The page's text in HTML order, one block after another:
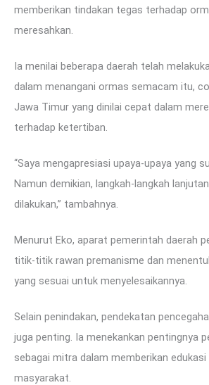
memberikan tindakan tegas terhadap
meresahkan.
Ia menilai beberapa daerah telah
dalam menangani ormas semacam itu,
Jawa Timur yang dinilai cepat dalam
terhadap ketertiban.
“Saya mengapresiasi upaya-upaya yang
Namun demikian, langkah-langkah
dilakukan,” tambahnya.
Menurut Eko, aparat pemerintah daerah
titik-titik rawan premanisme dan
yang sesuai untuk menyelesaikannya.
Selain penindakan, pendekatan
juga penting. Ia menekankan pentingnya
sebagai mitra dalam memberikan edukasi
masyarakat.